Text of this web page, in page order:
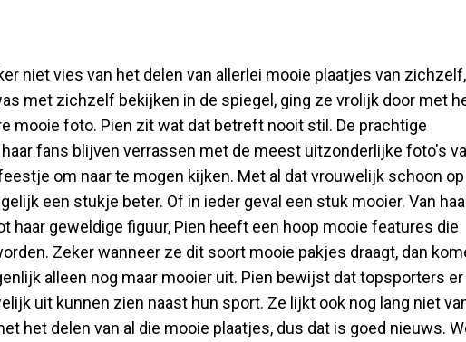
niet vies van het delen van allerlei mooie plaatjes van zichzelf,
met zichzelf bekijken in de spiegel, ging ze vrolijk door met
mooie foto. Pien zit wat dat betreft nooit stil. De prachtige
fans blijven verrassen met de meest uitzonderlijke foto's
om naar te mogen kijken. Met al dat vrouwelijk schoon
een stukje beter. Of in ieder geval een stuk mooier. Van
haar geweldige figuur, Pien heeft een hoop mooie features die
Zeker wanneer ze dit soort mooie pakjes draagt, dan
alleen nog maar mooier uit. Pien bewijst dat topsporters er
uit kunnen zien naast hun sport. Ze lijkt ook nog lang niet
het delen van al die mooie plaatjes, dus dat is goed nieuws.